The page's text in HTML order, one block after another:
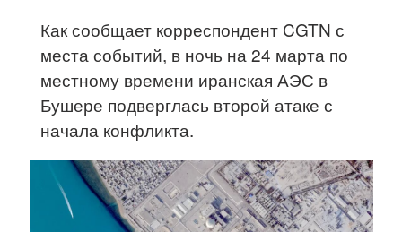
Как сообщает корреспондент CGTN с
места событий, в ночь на 24 марта по
местному времени иранская АЭС в
Бушере подверглась второй атаке с
начала конфликта.